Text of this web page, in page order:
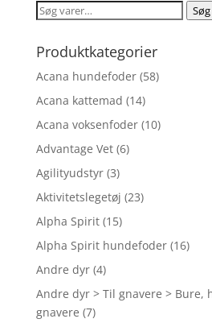
Søg
Søg
Produktkategorier
Acana hundefoder (58)
Acana kattemad (14)
Acana voksenfoder (10)
Advantage Vet (6)
Agilityudstyr (3)
Aktivitetslegetøj (23)
Alpha Spirit (15)
Alpha Spirit hundefoder (16)
Andre dyr (4)
Andre dyr > Til gnavere > Bure,
gnavere (7)